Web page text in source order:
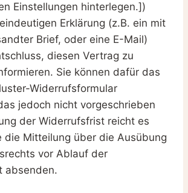
Einstellungen hinterlegen.])
Erklärung (z.B. ein mit
Brief, oder eine E-Mail)
diesen Vertrag zu
Sie können dafür das
Widerrufsformular
jedoch nicht vorgeschrieben
der Widerrufsfrist reicht es
die Mitteilung über die Ausübung
vor Ablauf der
absenden.